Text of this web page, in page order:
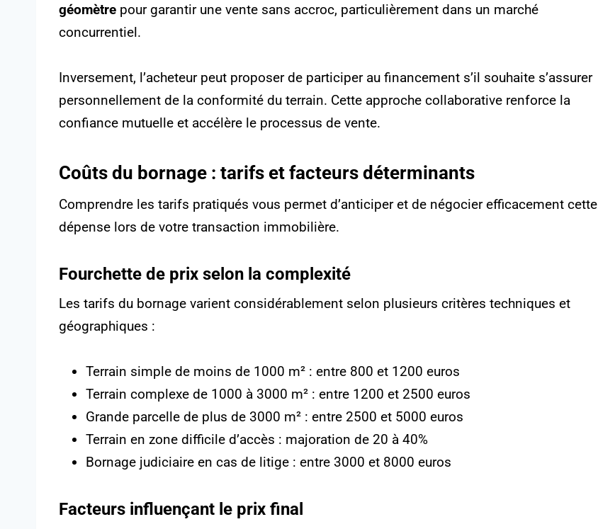
géomètre pour garantir une vente sans accroc, particulièrement dans un marché
concurrentiel.
Inversement, l’acheteur peut proposer de participer au financement s’il souhaite s’assurer
personnellement de la conformité du terrain. Cette approche collaborative renforce la
confiance mutuelle et accélère le processus de vente.
Coûts du bornage : tarifs et facteurs déterminants
Comprendre les tarifs pratiqués vous permet d’anticiper et de négocier efficacement cette
dépense lors de votre transaction immobilière.
Fourchette de prix selon la complexité
Les tarifs du bornage varient considérablement selon plusieurs critères techniques et
géographiques :
Terrain simple de moins de 1000 m² : entre 800 et 1200 euros
Terrain complexe de 1000 à 3000 m² : entre 1200 et 2500 euros
Grande parcelle de plus de 3000 m² : entre 2500 et 5000 euros
Terrain en zone difficile d’accès : majoration de 20 à 40%
Bornage judiciaire en cas de litige : entre 3000 et 8000 euros
Facteurs influençant le prix final